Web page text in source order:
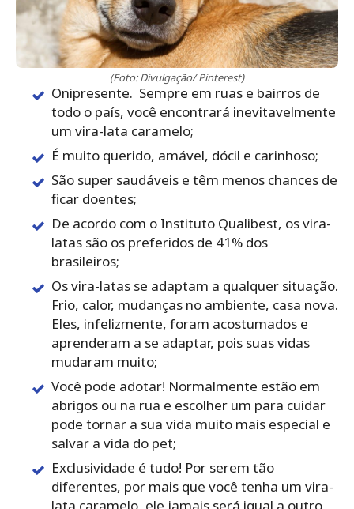
(Foto: Divulgação/ Pinterest)
Onipresente. Sempre em ruas e bairros de
todo o país, você encontrará inevitavelmente
um vira-lata caramelo;
É muito querido, amável, dócil e carinhoso;
São super saudáveis e têm menos chances de
ficar doentes;
De acordo com o Instituto Qualibest, os vira-
latas são os preferidos de 41% dos
brasileiros;
Os vira-latas se adaptam a qualquer situação.
Frio, calor, mudanças no ambiente, casa nova.
Eles, infelizmente, foram acostumados e
aprenderam a se adaptar, pois suas vidas
mudaram muito;
Você pode adotar! Normalmente estão em
abrigos ou na rua e escolher um para cuidar
pode tornar a sua vida muito mais especial e
salvar a vida do pet;
Exclusividade é tudo! Por serem tão
diferentes, por mais que você tenha um vira-
lata caramelo, ele jamais será igual a outro